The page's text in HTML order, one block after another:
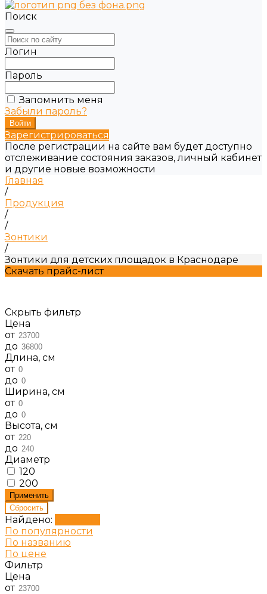
Поиск
Логин
Пароль
Запомнить меня
Забыли пароль?
Зарегистрироваться
После регистрации на сайте вам будет доступно
отслеживание состояния заказов, личный кабинет
и другие новые возможности
Главная
/
Продукция
/
/
Зонтики
/
Зонтики для детcких площадок в Краснодаре
Скачать прайс-лист
Скрыть фильтр
Цена
от
до
Длина, см
от
до
Ширина, см
от
до
Высота, см
от
до
Диаметр
120
200
Найдено:
По популярности
По названию
По цене
Фильтр
Цена
от